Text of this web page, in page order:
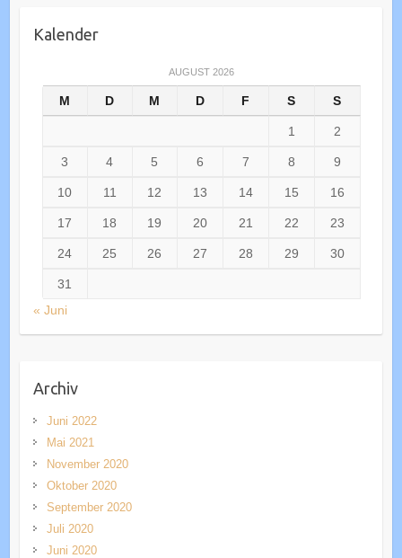
Kalender
AUGUST 2026
M D M D F S S
1 2
3 4 5 6 7 8 9
10 11 12 13 14 15 16
17 18 19 20 21 22 23
24 25 26 27 28 29 30
31
« Juni
Archiv
Juni 2022
Mai 2021
November 2020
Oktober 2020
September 2020
Juli 2020
Juni 2020